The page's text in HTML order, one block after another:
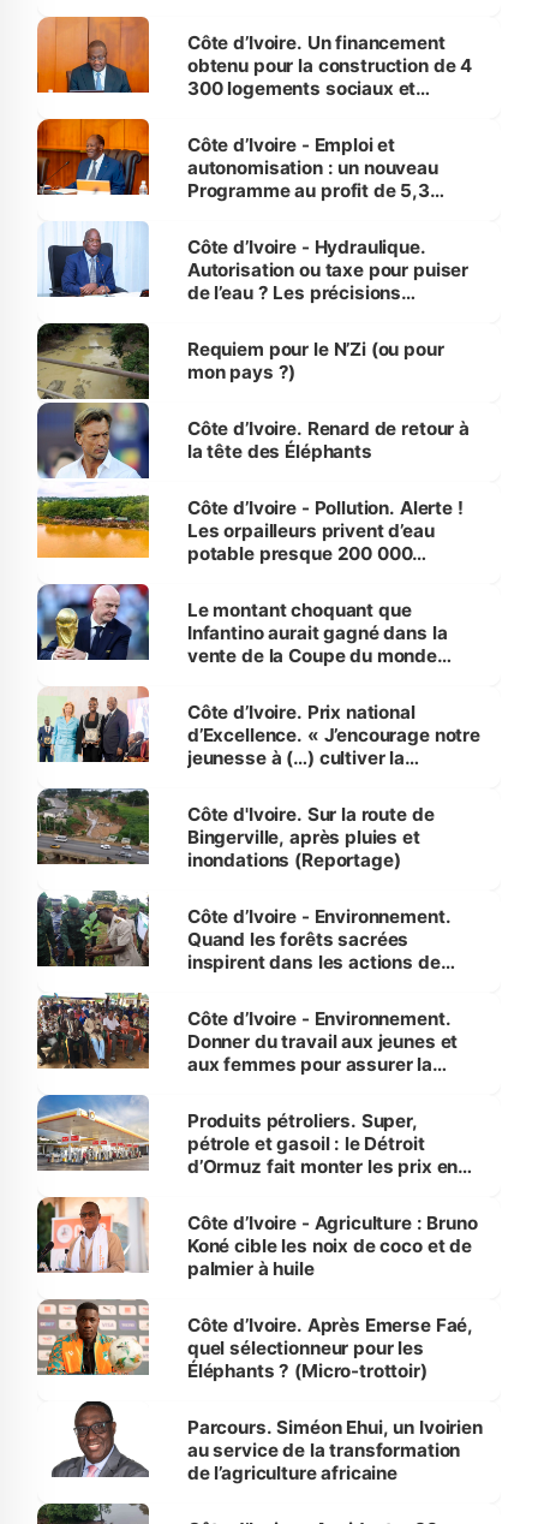
Côte d’Ivoire. Un financement
obtenu pour la construction de 4
300 logements sociaux et
et Yamoussoukro
Côte d’Ivoire - Emploi et
autonomisation : un nouveau
Programme au profit de 5,3
Côte d’Ivoire - Hydraulique.
Autorisation ou taxe pour puiser
de l’eau ? Les précisions
Requiem pour le N’Zi (ou pour
mon pays ?)
Côte d’Ivoire. Renard de retour à
la tête des Éléphants
Côte d’Ivoire - Pollution. Alerte !
Les orpailleurs privent d’eau
potable presque 200 000
Le montant choquant que
Infantino aurait gagné dans la
vente de la Coupe du monde
Côte d’Ivoire. Prix national
d’Excellence. « J’encourage notre
jeunesse à (…) cultiver la
(Alassane Ouattara
Côte d'Ivoire. Sur la route de
Bingerville, après pluies et
inondations (Reportage)
Côte d’Ivoire - Environnement.
Quand les forêts sacrées
inspirent dans les actions de
Côte d’Ivoire - Environnement.
Donner du travail aux jeunes et
aux femmes pour assurer la
menacées
Produits pétroliers. Super,
pétrole et gasoil : le Détroit
d’Ormuz fait monter les prix en
Côte d’Ivoire - Agriculture : Bruno
Koné cible les noix de coco et de
palmier à huile
Côte d’Ivoire. Après Emerse Faé,
quel sélectionneur pour les
Éléphants ? (Micro-trottoir)
Parcours. Siméon Ehui, un Ivoirien
au service de la transformation
de l’agriculture africaine